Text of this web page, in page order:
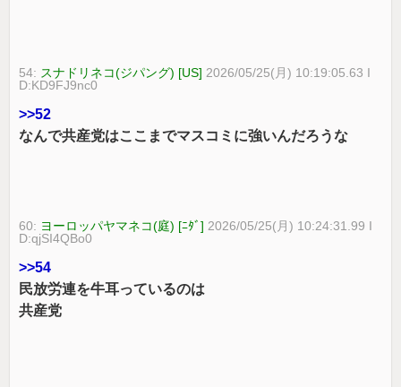
54: スナドリネコ(ジパング) [US] 2026/05/25(月) 10:19:05.63 I
D:KD9FJ9nc0
>>52
なんで共産党はここまでマスコミに強いんだろうな
60: ヨーロッパヤマネコ(庭) [ﾆﾀﾞ] 2026/05/25(月) 10:24:31.99 I
D:qjSI4QBo0
>>54
民放労連を牛耳っているのは
共産党